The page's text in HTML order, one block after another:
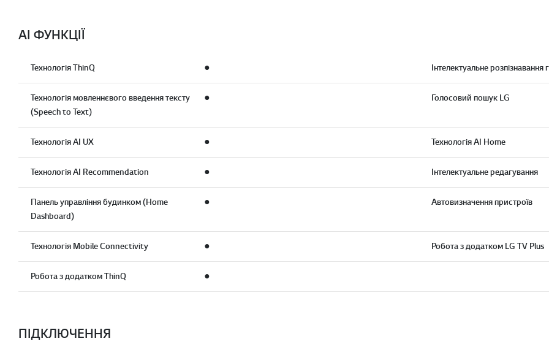
AI ФУНКЦІЇ
Технологія ThinQ ● Інтелектуальне розпізнавання
Технологія мовленнєвого введення тексту
(Speech to Text)
● Голосовий пошук LG
Технологія AI UX ● Технологія AI Home
Технологія AI Recommendation ● Інтелектуальне редагування
Панель управління будинком (Home
Dashboard)
● Автовизначення пристроїв
Технологія Mobile Connectivity ● Робота з додатком LG TV Plus
Робота з додатком ThinQ ●
ПІДКЛЮЧЕННЯ